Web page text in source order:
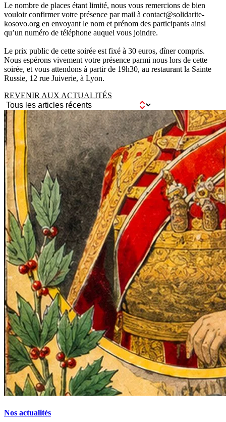
Le nombre de places étant limité, nous vous remercions de bien
vouloir confirmer votre présence par mail à contact@solidarite-
kosovo.org en envoyant le nom et prénom des participants ainsi
qu’un numéro de téléphone auquel vous joindre.
Le prix public de cette soirée est fixé à 30 euros, dîner compris.
Nous espérons vivement votre présence parmi nous lors de cette
soirée, et vous attendons à partir de 19h30, au restaurant la Sainte
Russie, 12 rue Juiverie, à Lyon.
REVENIR AUX ACTUALITÉS
Nos actualités